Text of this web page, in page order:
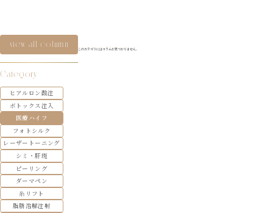
view all column
Category
ヒアルロン酸注
ボトックス注入
医療ハイフ
フォトシルク
レーザートーニング
シミ・肝斑
ピーリング
ダーマペン
糸リフト
脂肪溶解注射
このカテゴリにはコラムが見つかりません。